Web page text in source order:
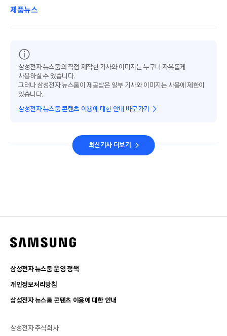
제품뉴스
삼성전자 뉴스룸의 직접 제작한 기사와 이미지는 누구나 자유롭게
사용하실 수 있습니다.
그러나 삼성전자 뉴스룸이 제공받은 일부 기사와 이미지는 사용에 제한이
있습니다.
삼성전자 뉴스룸 콘텐츠 이용에 대한 안내 바로가기
최신기사 더보기
삼성전자 뉴스룸 운영 정책
개인정보처리방침
삼성전자 뉴스룸 콘텐츠 이용에 대한 안내
삼성전자 주식회사